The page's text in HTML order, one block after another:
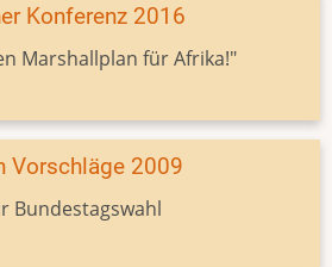
Konferenz 2016
Marshallplan für Afrika!"
Vorschläge 2009
Bundestagswahl